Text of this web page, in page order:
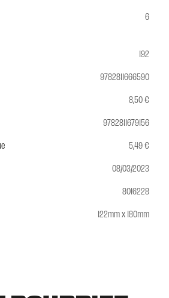
6
192
9782811666590
8,50 €
9782811679156
5,49 €
08/03/2023
8016228
122mm x 180mm